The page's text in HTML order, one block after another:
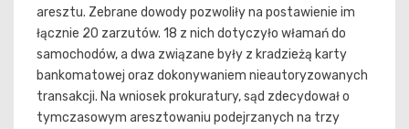
aresztu. Zebrane dowody pozwoliły na postawienie im
łącznie 20 zarzutów. 18 z nich dotyczyło włamań do
samochodów, a dwa związane były z kradzieżą karty
bankomatowej oraz dokonywaniem nieautoryzowanych
transakcji. Na wniosek prokuratury, sąd zdecydował o
tymczasowym aresztowaniu podejrzanych na trzy